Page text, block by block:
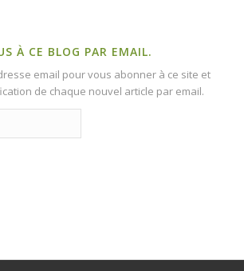
À CE BLOG PAR EMAIL.
email pour vous abonner à ce site et
de chaque nouvel article par email.